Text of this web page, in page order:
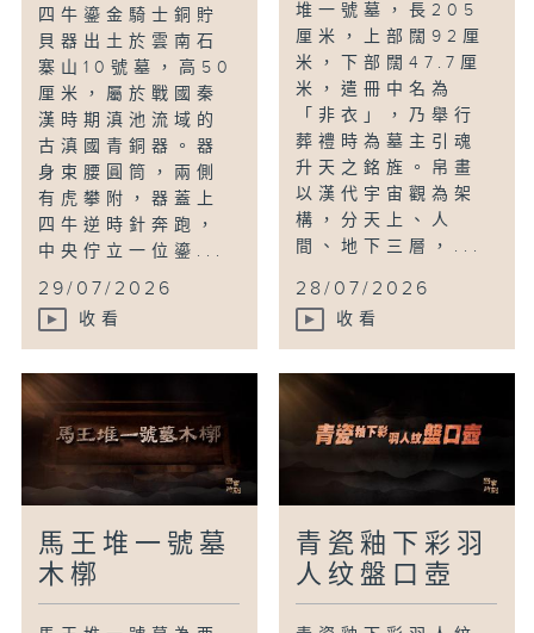
四牛鎏金騎士銅貯
貝器出土於雲南石
寨山10號墓，高50
厘米，屬於戰國秦
漢時期滇池流域的
古滇國青銅器。器
身束腰圓筒，兩側
有虎攀附，器蓋上
四牛逆時針奔跑，
中央佇立一位鎏...
29/07/2026
收看
堆一號墓，長205
厘米，上部闊92厘
米，下部闊47.7厘
米，遣冊中名為
「非衣」，乃舉行
葬禮時為墓主引魂
升天之銘旌。帛畫
以漢代宇宙觀為架
構，分天上、人
間、地下三層，...
28/07/2026
收看
馬王堆一號墓
木槨
青瓷釉下彩羽
人纹盤口壺